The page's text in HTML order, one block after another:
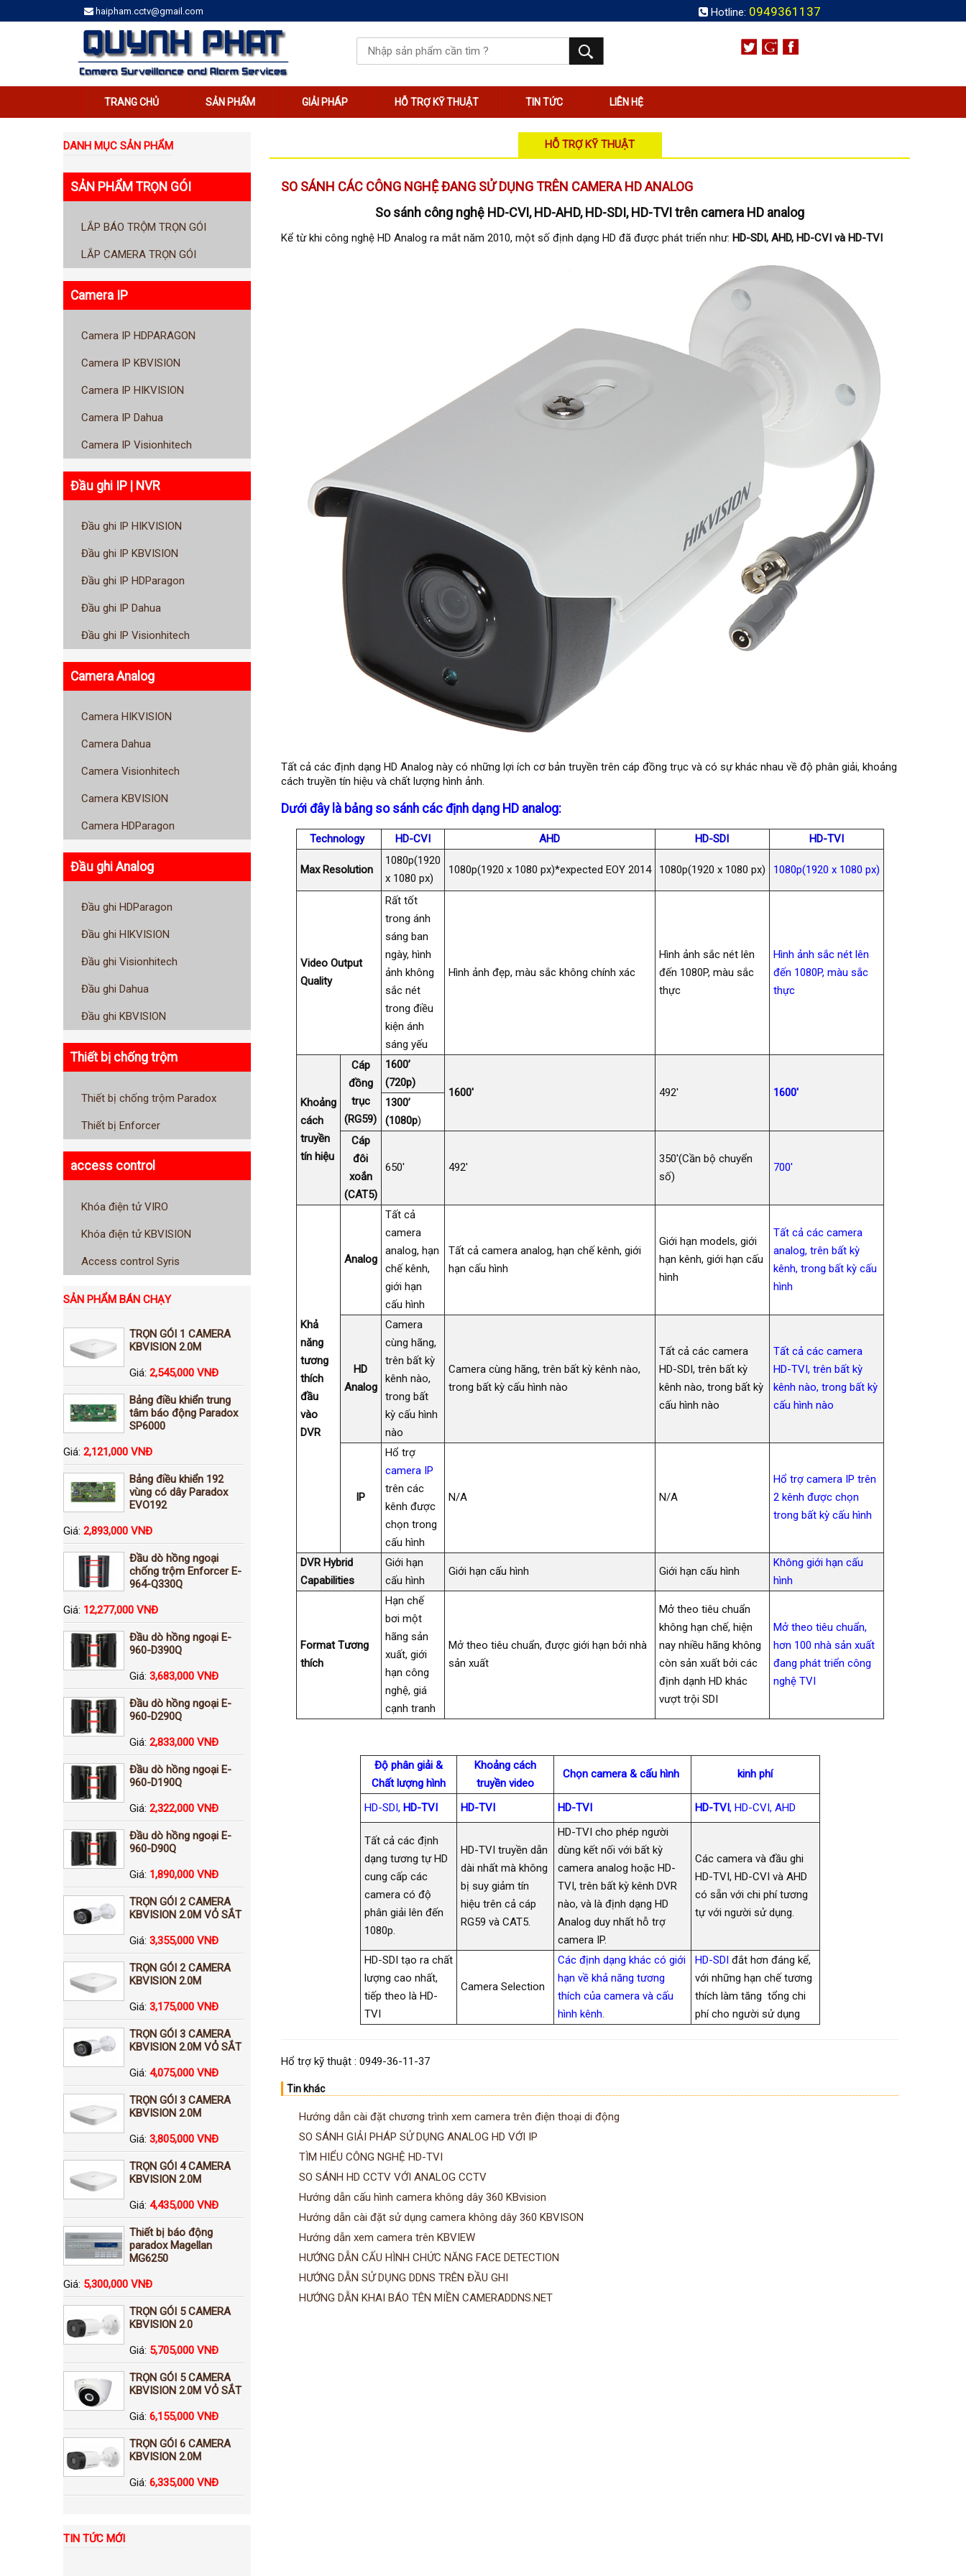
haipham.cctv@gmail.com Hotline: 0949361137
TRANG CHỦ SẢN PHẨM GIẢI PHÁP HỖ TRỢ KỸ THUẬT TIN TỨC LIÊN HỆ
DANH MỤC SẢN PHẨM
SẢN PHẨM TRỌN GÓI
LẮP BÁO TRỘM TRỌN GÓI
LẮP CAMERA TRỌN GÓI
Camera IP
Camera IP HDPARAGON
Camera IP KBVISION
Camera IP HIKVISION
Camera IP Dahua
Camera IP Visionhitech
Đầu ghi IP | NVR
Đầu ghi IP HIKVISION
Đầu ghi IP KBVISION
Đầu ghi IP HDParagon
Đầu ghi IP Dahua
Đầu ghi IP Visionhitech
Camera Analog
Camera HIKVISION
Camera Dahua
Camera Visionhitech
Camera KBVISION
Camera HDParagon
Đầu ghi Analog
Đầu ghi HDParagon
Đầu ghi HIKVISION
Đầu ghi Visionhitech
Đầu ghi Dahua
Đầu ghi KBVISION
Thiết bị chống trộm
Thiết bị chống trộm Paradox
Thiết bị Enforcer
access control
Khóa điện tử VIRO
Khóa điện tử KBVISION
Access control Syris
SẢN PHẨM BÁN CHẠY
TRỌN GÓI 1 CAMERA
KBVISION 2.0M
Giá: 2,545,000 VNĐ
Bảng điều khiển trung
tâm báo động Paradox
SP6000
Giá: 2,121,000 VNĐ
Bảng điều khiển 192
vùng có dây Paradox
EVO192
Giá: 2,893,000 VNĐ
Đầu dò hồng ngoại
chống trộm Enforcer E-
964-Q330Q
Giá: 12,277,000 VNĐ
Đầu dò hồng ngoại E-
960-D390Q
Giá: 3,683,000 VNĐ
Đầu dò hồng ngoại E-
960-D290Q
Giá: 2,833,000 VNĐ
Đầu dò hồng ngoại E-
960-D190Q
Giá: 2,322,000 VNĐ
Đầu dò hồng ngoại E-
960-D90Q
Giá: 1,890,000 VNĐ
TRỌN GÓI 2 CAMERA
KBVISION 2.0M VỎ SẮT
Giá: 3,355,000 VNĐ
TRỌN GÓI 2 CAMERA
KBVISION 2.0M
Giá: 3,175,000 VNĐ
TRỌN GÓI 3 CAMERA
KBVISION 2.0M VỎ SẮT
Giá: 4,075,000 VNĐ
TRỌN GÓI 3 CAMERA
KBVISION 2.0M
Giá: 3,805,000 VNĐ
TRỌN GÓI 4 CAMERA
KBVISION 2.0M
Giá: 4,435,000 VNĐ
Thiết bị báo động
paradox Magellan
MG6250
Giá: 5,300,000 VNĐ
TRỌN GÓI 5 CAMERA
KBVISION 2.0
Giá: 5,705,000 VNĐ
TRỌN GÓI 5 CAMERA
KBVISION 2.0M VỎ SẮT
Giá: 6,155,000 VNĐ
TRỌN GÓI 6 CAMERA
KBVISION 2.0M
Giá: 6,335,000 VNĐ
TIN TỨC MỚI
HỖ TRỢ KỸ THUẬT
SO SÁNH CÁC CÔNG NGHỆ ĐANG SỬ DỤNG TRÊN CAMERA HD ANALOG
So sánh công nghệ HD-CVI, HD-AHD, HD-SDI, HD-TVI trên camera HD analog
Kể từ khi công nghệ HD Analog ra mắt năm 2010, một số định dạng HD đã được phát triển như: HD-SDI, AHD, HD-CVI và HD-TVI
Tất cả các định dạng HD Analog này có những lợi ích cơ bản truyền trên cáp đồng trục và có sự khác nhau về độ phân giải, khoảng
cách truyền tín hiệu và chất lượng hình ảnh.
Dưới đây là bảng so sánh các định dạng HD analog:
Technology HD-CVI AHD HD-SDI HD-TVI
Max Resolution
1080p(1920
x 1080 px)
1080p(1920 x 1080 px)*expected EOY 2014 1080p(1920 x 1080 px) 1080p(1920 x 1080 px)
Video Output
Quality
Rất tốt
trong ánh
sáng ban
ngày, hình
ảnh không
sắc nét
trong điều
kiện ánh
sáng yếu
Hình ảnh đẹp, màu sắc không chính xác
Hình ảnh sắc nét lên
đến 1080P, màu sắc
thực
Hình ảnh sắc nét lên
đến 1080P, màu sắc
thực
Khoảng
cách
truyền
tín hiệu
Cáp
đồng
trục
(RG59)
1600’
(720p)
1600′ 492′ 1600′
1300’
(1080p)
Cáp
đôi
xoắn
(CAT5)
650′ 492′
350′(Cần bộ chuyển
số)
700′
Khả
năng
tương
thích
đầu
vào
DVR
Analog
Tất cả
camera
analog, hạn
chế kênh,
giới hạn
cấu hình
Tất cả camera analog, hạn chế kênh, giới
hạn cấu hình
Giới hạn models, giới
hạn kênh, giới hạn cấu
hình
Tất cả các camera
analog, trên bất kỳ
kênh, trong bất kỳ cấu
hình
HD
Analog
Camera
cùng hãng,
trên bất kỳ
kênh nào,
trong bất
kỳ cấu hình
nào
Camera cùng hãng, trên bất kỳ kênh nào,
trong bất kỳ cấu hình nào
Tất cả các camera
HD-SDI, trên bất kỳ
kênh nào, trong bất kỳ
cấu hình nào
Tất cả các camera
HD-TVI, trên bất kỳ
kênh nào, trong bất kỳ
cấu hình nào
IP
Hổ trợ
camera IP
trên các
kênh được
chọn trong
cấu hình
N/A N/A
Hổ trợ camera IP trên
2 kênh được chọn
trong bất kỳ cấu hình
DVR Hybrid
Capabilities
Giới hạn
cấu hình
Giới hạn cấu hình Giới hạn cấu hình
Không giới hạn cấu
hình
Format Tương
thích
Hạn chế
bơi một
hãng sản
xuất, giới
hạn công
nghệ, giá
cạnh tranh
Mở theo tiêu chuẩn, được giới hạn bởi nhà
sản xuất
Mở theo tiêu chuẩn
không hạn chế, hiện
nay nhiều hãng không
còn sản xuất bởi các
định dạnh HD khác
vượt trội SDI
Mở theo tiêu chuẩn,
hơn 100 nhà sản xuất
đang phát triển công
nghệ TVI
Độ phân giải &
Chất lượng hình
Khoảng cách
truyền video
Chọn camera & cấu hình kinh phí
HD-SDI, HD-TVI HD-TVI HD-TVI HD-TVI, HD-CVI, AHD
Tất cả các định
dạng tương tự HD
cung cấp các
camera có độ
phân giải lên đến
1080p.
HD-TVI truyền dẫn
dài nhất mà không
bị suy giảm tín
hiệu trên cả cáp
RG59 và CAT5.
HD-TVI cho phép người
dùng kết nối với bất kỳ
camera analog hoặc HD-
TVI, trên bất kỳ kênh DVR
nào, và là định dạng HD
Analog duy nhất hỗ trợ
camera IP.
Các camera và đầu ghi
HD-TVI, HD-CVI và AHD
có sẵn với chi phí tương
tự với người sử dụng.
HD-SDI tạo ra chất
lượng cao nhất,
tiếp theo là HD-
TVI
Camera Selection
Các định dạng khác có giới
hạn về khả năng tương
thích của camera và cấu
hình kênh.
HD-SDIđắt hơn đáng kể,
với những hạn chế tương
thích làm tăng tổng chi
phí cho người sử dụng
Hổ trợ kỹ thuật : 0949-36-11-37
Tin khác
Hướng dẫn cài đặt chương trình xem camera trên điện thoại di động
SO SÁNH GIẢI PHÁP SỬ DỤNG ANALOG HD VỚI IP
TÌM HIỂU CÔNG NGHỆ HD-TVI
SO SÁNH HD CCTV VỚI ANALOG CCTV
Hướng dẫn cấu hình camera không dây 360 KBvision
Hướng dẫn cài đặt sử dụng camera không dây 360 KBVISON
Hướng dẫn xem camera trên KBVIEW
HƯỚNG DẪN CẤU HÌNH CHỨC NĂNG FACE DETECTION
HƯỚNG DẪN SỬ DỤNG DDNS TRÊN ĐẦU GHI
HƯỚNG DẪN KHAI BÁO TÊN MIỀN CAMERADDNS.NET